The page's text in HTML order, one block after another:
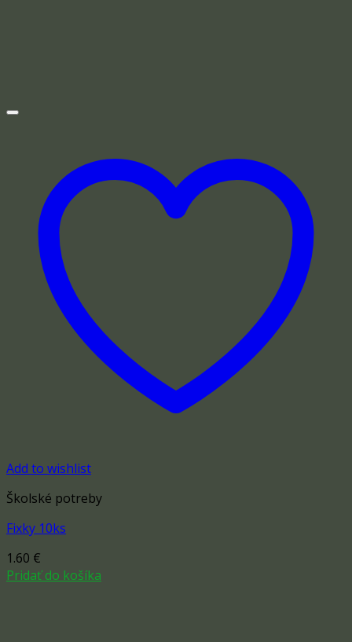
Add to wishlist
Školské potreby
Fixky 10ks
1.60 €
Pridať do košíka